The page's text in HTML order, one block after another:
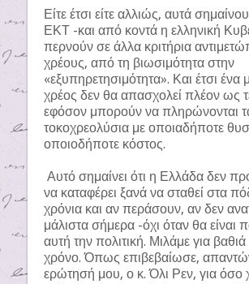
Είτε έτσι είτε αλλιώς, αυτά
ΕΚΤ -και από κοντά η ελληνική
περνούν σε άλλα κριτήρια
χρέους, από τη βιωσιμότητα στην
«εξυπηρετησιμότητα». Και έτσι ένα
χρέος δεν θα απασχολεί πλέον ως
εφόσον μπορούν να πληρώνονται
τοκοχρεολύσια με οποιαδήποτε
οποιοδήποτε κόστος.
Αυτό σημαίνει ότι η Ελλάδα δεν
να καταφέρει ξανά να σταθεί στα
χρόνια και αν περάσουν, αν δεν
μάλιστα σήμερα -όχι όταν θα είναι
αυτή την πολιτική. Μιλάμε για
χρόνο. Όπως επιβεβαίωσε,
ερώτησή μου, ο κ. Όλι Ρεν, για όσο